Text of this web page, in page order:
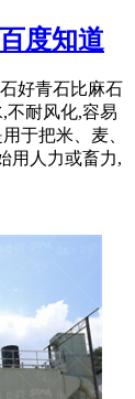
度知道
好青石比麻石
不耐风化,容易
于把米、麦、
用人力或畜力,